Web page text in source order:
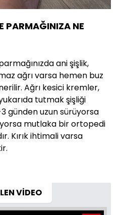
PARMAĞINIZA NE
ani şişlik,
ağrı varsa hemen buz
Ağrı kesici kremler,
tutmak şişliği
günden uzun sürüyorsa
mutlaka bir ortopedi
Kırık ihtimali varsa
VİDEO